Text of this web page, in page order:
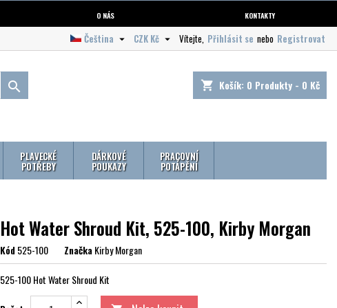
O NÁS KONTAKTY
Vítejte, Přihlásit se nebo Registrovat
CZK Kč 
Čeština 
shopping_cart Košík: 0 Produkty - 0 Kč

PLAVECKÉ
POTŘEBY
DÁRKOVÉ
POUKAZY
PRACOVNÍ
POTÁPĚNÍ
Hot Water Shroud Kit, 525-100, Kirby Morgan
Kód525-100 ZnačkaKirby Morgan
525-100 Hot Water Shroud Kit